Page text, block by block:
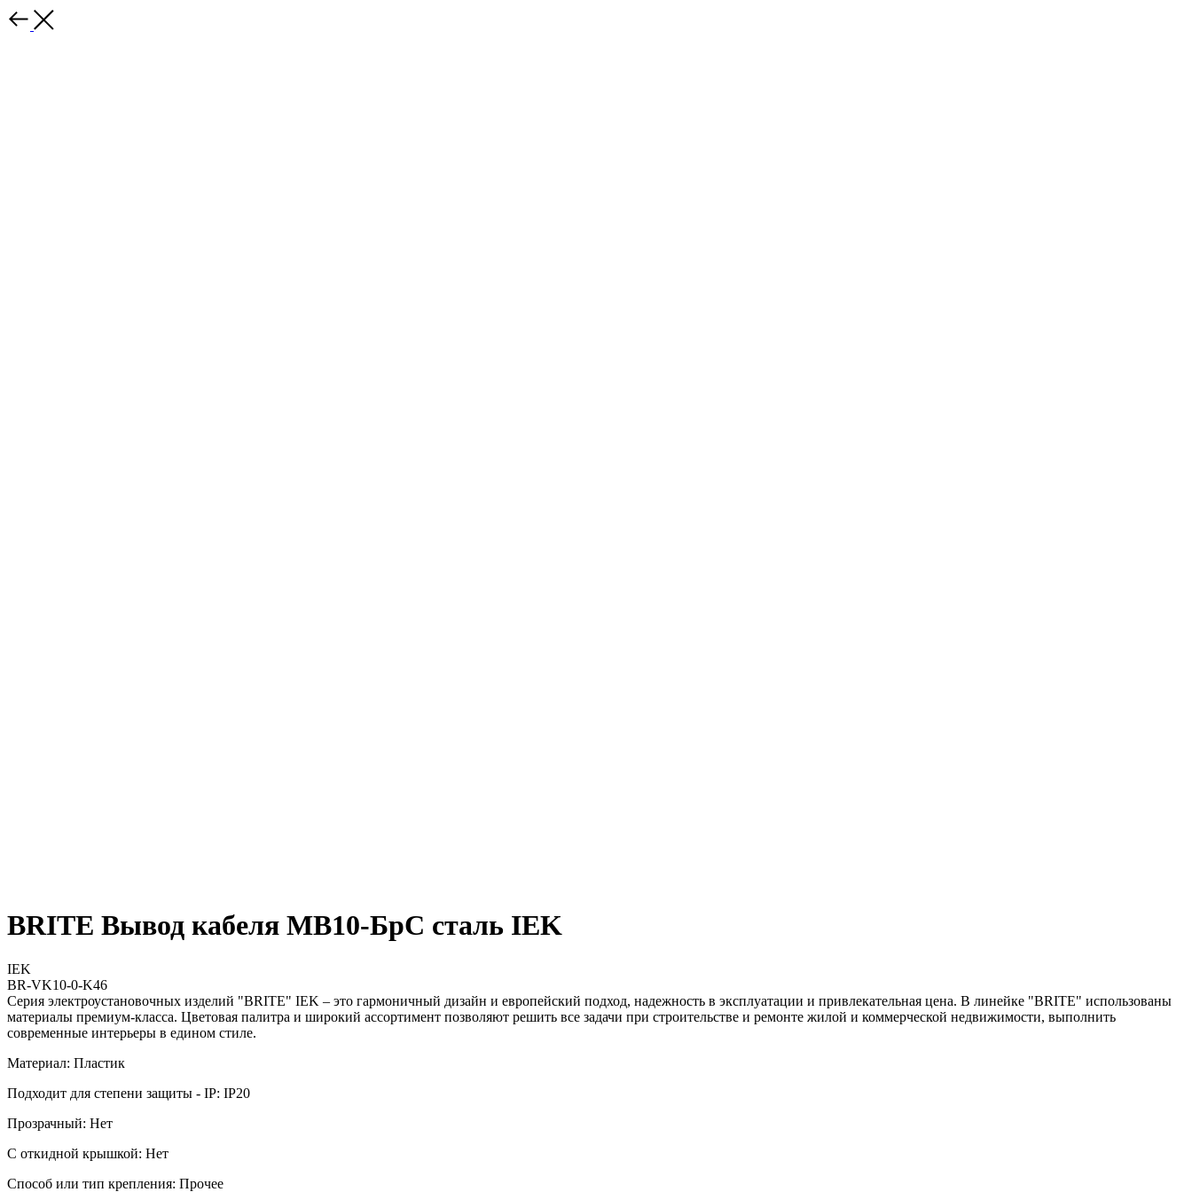
BRITE Вывод кабеля МВ10-БрС сталь IEK
IEK
BR-VK10-0-K46
Серия электроустановочных изделий "BRITE" IEK – это гармоничный дизайн и европейский подход, надежность в эксплуатации и привлекательная цена. В линейке "BRITE" использованы
материалы премиум-класса. Цветовая палитра и широкий ассортимент позволяют решить все задачи при строительстве и ремонте жилой и коммерческой недвижимости, выполнить
современные интерьеры в едином стиле.
Материал: Пластик
Подходит для степени защиты - IP: IP20
Прозрачный: Нет
С откидной крышкой: Нет
Способ или тип крепления: Прочее